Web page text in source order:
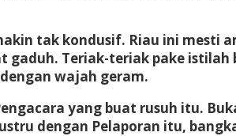
tak kondusif. Riau ini mesti
Teriak-teriak pake istilah
wajah geram.
yang buat rusuh itu.
dengan Pelaporan itu,